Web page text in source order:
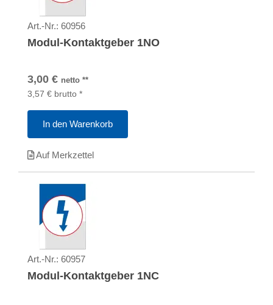
Art.-Nr.: 60956
Modul-Kontaktgeber 1NO
3,00 € netto **
3,57 € brutto *
In den Warenkorb
Auf Merkzettel
Art.-Nr.: 60957
Modul-Kontaktgeber 1NC